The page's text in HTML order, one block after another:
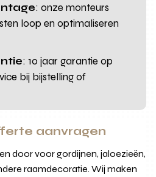
: onze monteurs
loop en optimaliseren
: 10 jaar garantie op
bij bijstelling of
aanvragen
door voor gordijnen, jaloezieën,
raamdecoratie. Wij maken